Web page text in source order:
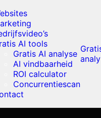
AI tools
Gratis AI analyse
AI vindbaarheid
ROI calculator
Concurrentiescan